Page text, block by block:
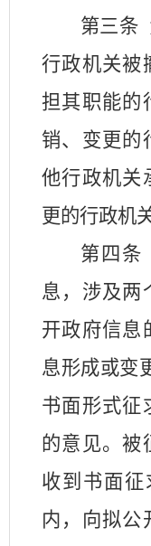
第三条
行政机关被
担其职能的
销、变更的
他行政机关
更的行政机
第四条
息，涉及两
开政府信息
息形成或变
书面形式征
的意见。被
收到书面
内，向拟公